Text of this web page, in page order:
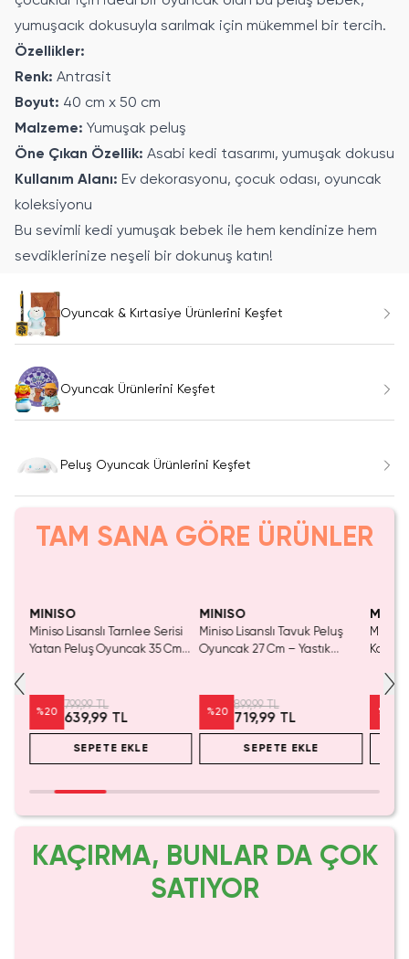
yumuşacık dokusuyla sarılmak için mükemmel bir tercih.
Özellikler:
Renk: Antrasit
Boyut: 40 cm x 50 cm
Malzeme: Yumuşak peluş
Öne Çıkan Özellik: Asabi kedi tasarımı, yumuşak dokusu
Kullanım Alanı: Ev dekorasyonu, çocuk odası, oyuncak
koleksiyonu
Bu sevimli kedi yumuşak bebek ile hem kendinize hem
sevdiklerinize neşeli bir dokunuş katın!
Oyuncak & Kırtasiye Ürünlerini Keşfet
Oyuncak Ürünlerini Keşfet
Peluş Oyuncak Ürünlerini Keşfet
TAM SANA GÖRE ÜRÜNLER
MINISO
Miniso Lisanslı Tarnlee Serisi
Yatan Peluş Oyuncak 35 Cm
%20
799,99 TL
639,99 TL
SEPETE EKLE
MINISO
Miniso Lisanslı Tavuk Peluş
Oyuncak 27 Cm – Yastık
%20
899,99 TL
719,99 TL
SEPETE EKLE
Miniso
%
KAÇIRMA, BUNLAR DA ÇOK
SATIYOR